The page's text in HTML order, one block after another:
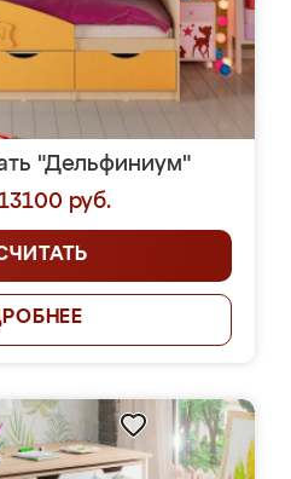
"Дельфиниум"
руб.